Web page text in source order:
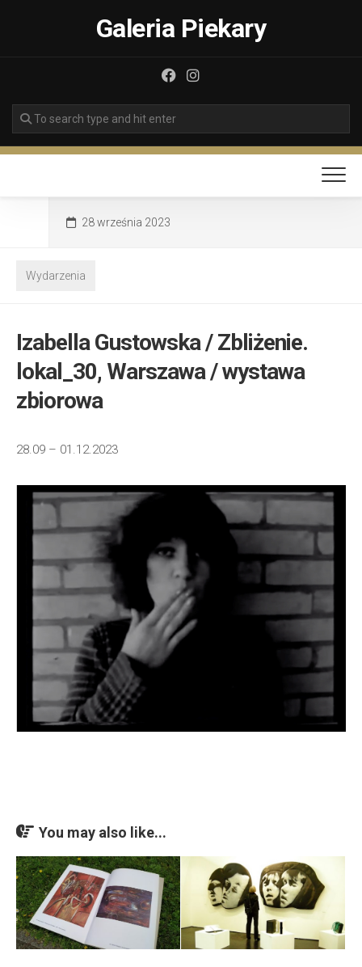
Galeria Piekary
28 września 2023
Wydarzenia
Izabella Gustowska / Zbliżenie.
lokal_30, Warszawa / wystawa
zbiorowa
28.09 – 01.12.2023
You may also like...